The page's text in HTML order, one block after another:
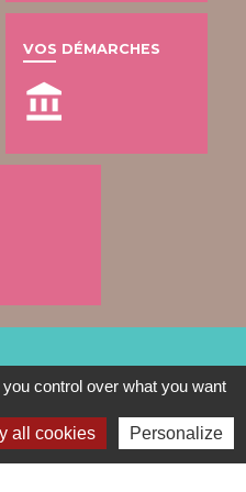
VOS DÉMARCHES
account_balance
control over what you want
all cookies Personalize